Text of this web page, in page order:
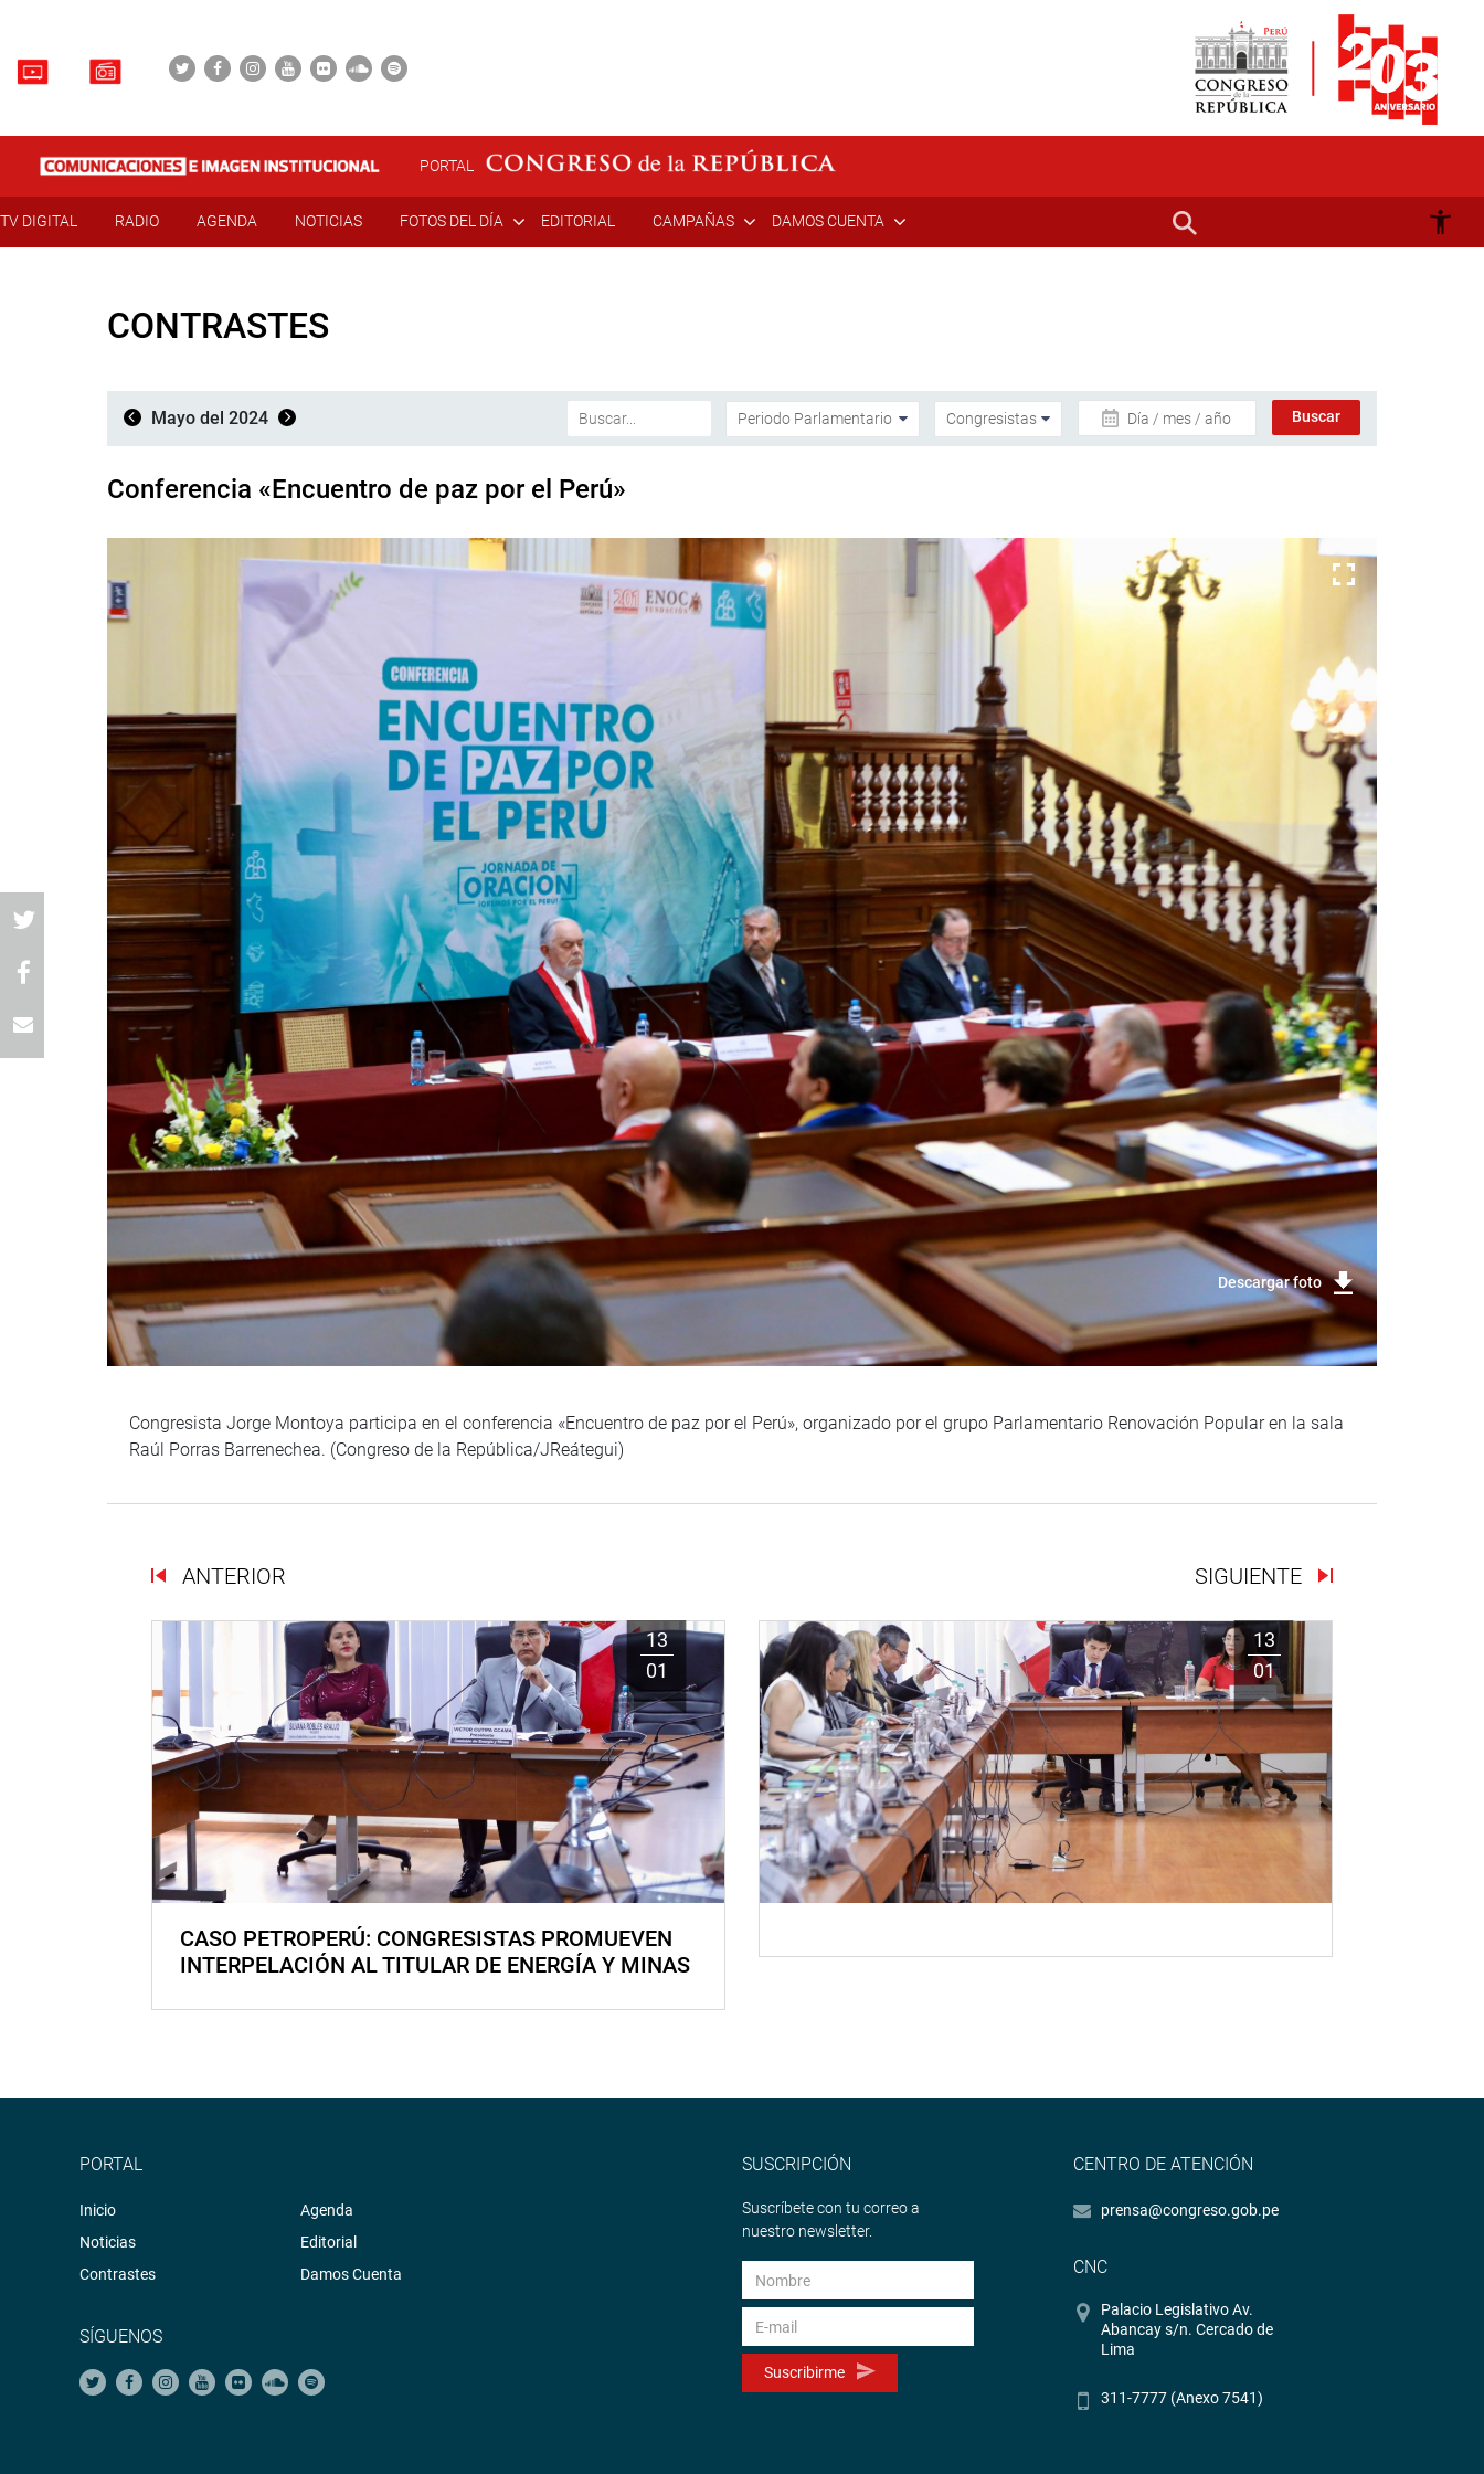
PORTAL
TV DIGITAL RADIO AGENDA NOTICIAS FOTOS DEL DÍA EDITORIAL CAMPAÑAS DAMOS CUENTA
CONTRASTES
Mayo del 2024 Día / mes / año
Conferencia «Encuentro de paz por el Perú»
Descargar foto
Congresista Jorge Montoya participa en el conferencia «Encuentro de paz por el Perú», organizado por el grupo Parlamentario Renovación Popular en la sala
Raúl Porras Barrenechea. (Congreso de la República/JReátegui)
ANTERIOR SIGUIENTE
13
01
CASO PETROPERÚ: CONGRESISTAS PROMUEVEN
INTERPELACIÓN AL TITULAR DE ENERGÍA Y MINAS
13
01
PORTAL
Inicio
Noticias
Contrastes
Agenda
Editorial
Damos Cuenta
SÍGUENOS
SUSCRIPCIÓN
Suscríbete con tu correo a
nuestro newsletter.
Suscribirme
CENTRO DE ATENCIÓN
prensa@congreso.gob.pe
CNC
Palacio Legislativo Av.
Abancay s/n. Cercado de
Lima
311-7777 (Anexo 7541)